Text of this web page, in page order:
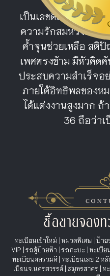
เป็นเลขดีมาก หมาย
ความรักสมหวังสดชื่
ค้ำจุนช่วยเหลือ สติ
เพศตรงข้าม มีหัวคิด
ประสบความสำเร็จ
ภายใต้อิทธิพลของห
ได้แต่งงานสูงมาก ถ้
36 ถือว่าเ
ทะเบียนเข้าใหม่ | หมวดพิเศษ | ป้าย
VIP | รถตู้ป้ายฟ้า | รถกะบะ | ทะเบีย
ทะเบียนผลรวมดี | ทะเบียนเลข 2 ห
เบียนจ.นครสวรรค์ | สมุทรสาคร | ท